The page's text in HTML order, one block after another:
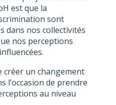
est que la
sont
dans nos collectivités
nos perceptions
créer un changement
l’occasion de prendre
au niveau